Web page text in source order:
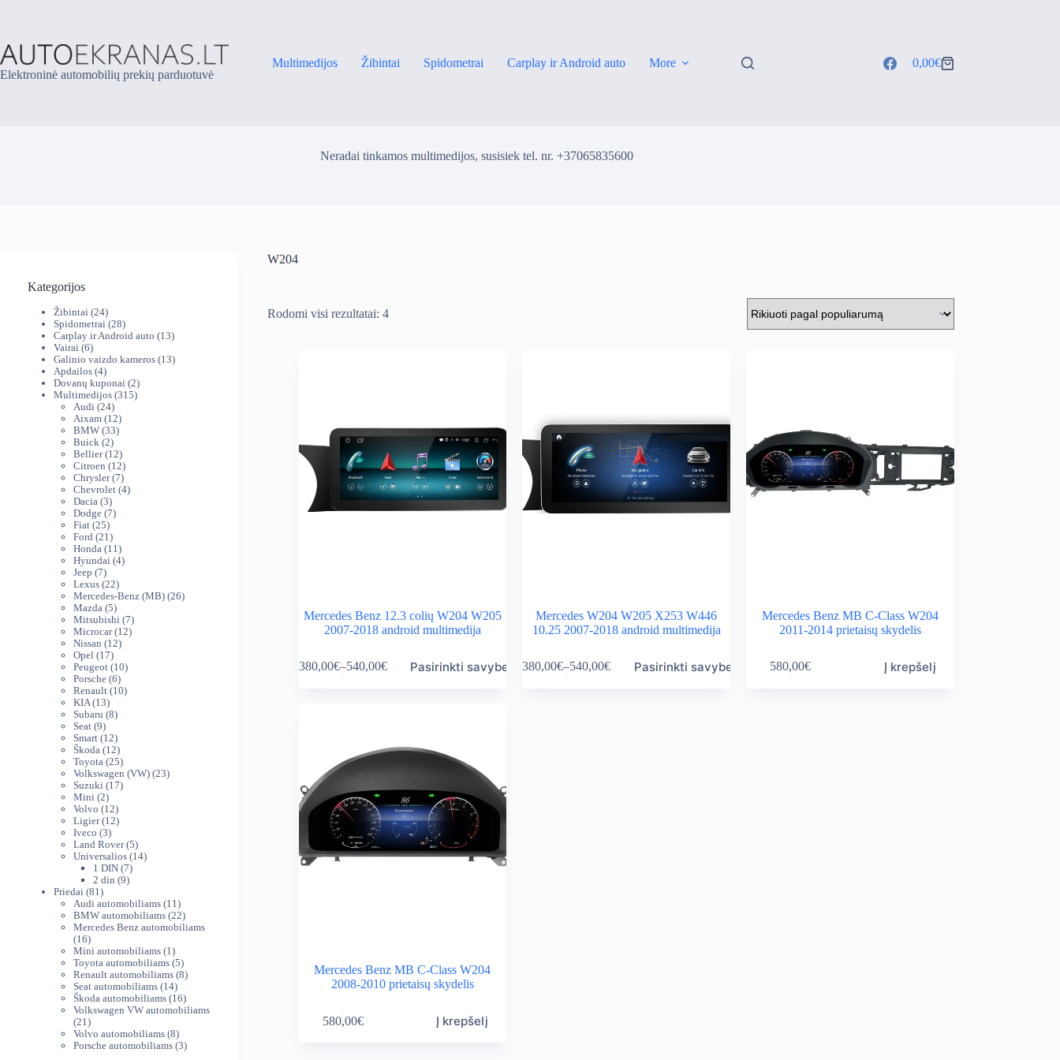
Elektroninė automobilių prekių parduotuvė
Multimedijos Žibintai Spidometrai Carplay ir Android auto More
Shopping
0,00€
Neradai tinkamos multimedijos, susisiek tel. nr. +37065835600
W204
Rodomi visi rezultatai: 4
Mercedes Benz 12.3 colių W204 W205
2007-2018 android multimedija
380,00€–540,00€
Price
Pasirinkti savybes
product
chosen
the
page
Mercedes W204 W205 X253 W446
10.25 2007-2018 android multimedija
380,00€–540,00€
Price
Pasirinkti savybes
product
Mercedes Benz MB C-Class W204
2011-2014 prietaisų skydelis
580,00€ Į krepšelį
Mercedes Benz MB C-Class W204
2008-2010 prietaisų skydelis
580,00€ Į krepšelį
Kategorijos
Žibintai 2424
produktai
Spidometrai 2828
produktai
Carplay ir Android auto 1313
Vairai 66
produktai
Galinio vaizdo kameros 1313
Apdailos 44
produktai
Dovanų kuponai 22
produktai
Multimedijos 315315
Audi 2424
produktai
Aixam 1212
produktų
BMW 3333
Buick 22
produktai
Bellier 1212
produktų
Citroen 1212
produktų
Chrysler 77
produktai
Chevrolet 44
Dacia 33
produktai
Dodge 77
Fiat 2525
produktai
Ford 21 21
produktas
Honda 11 11
produktų
Hyundai 44
Jeep 77
produktai
Lexus 2222
produktai
Mercedes-Benz (MB) 2626
Mazda 55
produktai
Mitsubishi 77
produktai
Microcar 1212
Nissan 1212
Opel 1717
produktų
Peugeot 1010
Porsche 66
produktai
Renault 1010
KIA 1313
produktų
Subaru 88
Seat 99
produktai
Smart 1212
produktų
Škoda 1212
produktų
Toyota 2525
produktai
Volkswagen (VW) 2323
Suzuki 1717
Mini 22
produktai
Volvo 1212
produktų
Ligier 1212
Iveco 33
produktai
Land Rover 55
produktai
Universalios 1414
1 DIN 77
produktai
2 din 99
Priedai 81 81
produktas
Audi automobiliams 11 11
produktų
BMW automobiliams 2222
produktai
Mercedes Benz automobiliams
1616
produktų
Mini automobiliams 1 1
produktas
Toyota automobiliams 55
produktai
Renault automobiliams 88
Seat automobiliams 1414
produktų
Škoda automobiliams 1616
produktų
Volkswagen VW automobiliams
21 21
produktas
Volvo automobiliams 88
produktai
Porsche automobiliams 33